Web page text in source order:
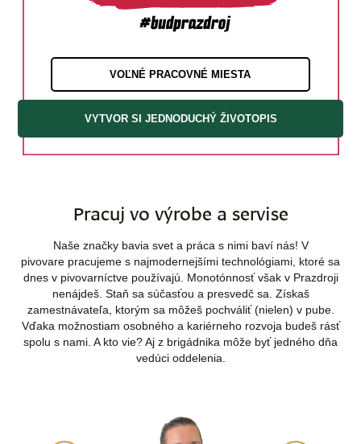
VOĽNÉ PRACOVNÉ MIESTA
VYTVOR SI JEDNODUCHÝ ŽIVOTOPIS
Pracuj vo výrobe a servise
Naše značky bavia svet a práca s nimi baví nás! V
pivovare pracujeme s najmodernejšími technológiami, ktoré sa
dnes v pivovarníctve používajú. Monotónnosť však v Prazdroji
nenájdeš. Staň sa súčasťou a presvedč sa. Získaš
zamestnávateľa, ktorým sa môžeš pochváliť (nielen) v pube.
Vďaka možnostiam osobného a kariérneho rozvoja budeš rásť
spolu s nami. A kto vie? Aj z brigádnika môže byť jedného dňa
vedúci oddelenia.